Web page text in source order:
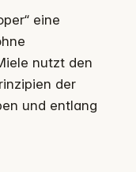
eine
nutzt den
der
und entlang